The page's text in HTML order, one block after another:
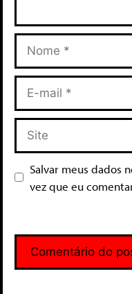
Salvar meus dados
vez que eu